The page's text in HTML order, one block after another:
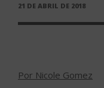
PUBLICADO
21 DE ABRIL DE 2018
Por Nicole Gomez